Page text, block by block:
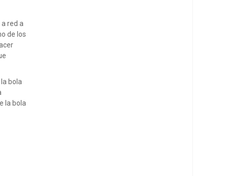
red a
de los
bola
la bola